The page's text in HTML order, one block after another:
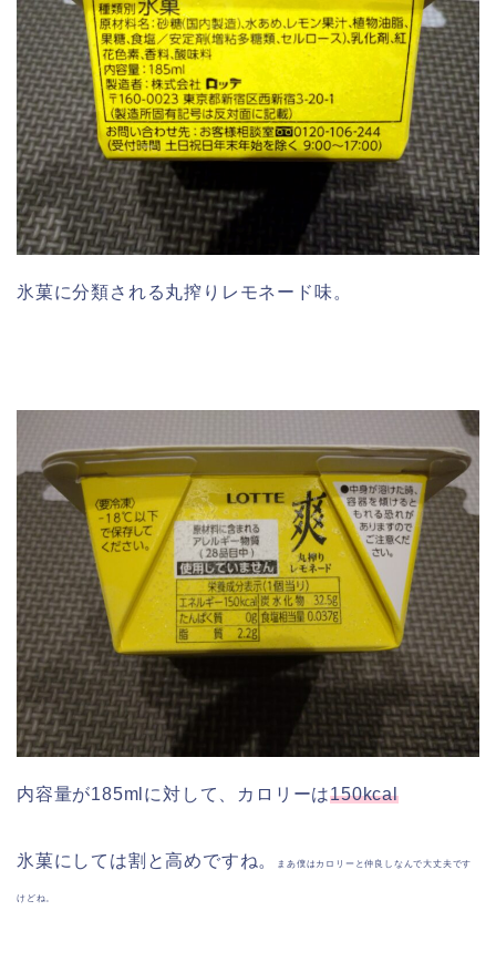
氷菓に分類される丸搾りレモネード味。
内容量が185mlに対して、カロリーは150kcal
氷菓にしては割と高めですね。 まあ僕はカロリーと仲良しなんで大丈夫です
けどね。